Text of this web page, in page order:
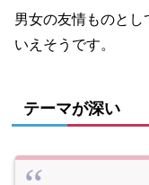
男女の友情ものとし
いえそうです。
テーマが深い